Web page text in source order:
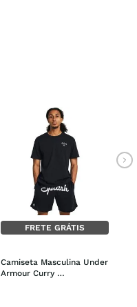
FRETE GRÁTIS
Camiseta Masculina Under
Armour Curry